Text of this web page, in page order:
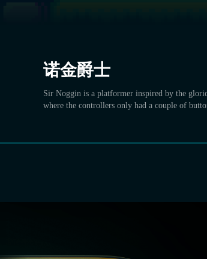
诺金爵士
Sir Noggin is a platformer inspired by the
where the controllers only had a couple of